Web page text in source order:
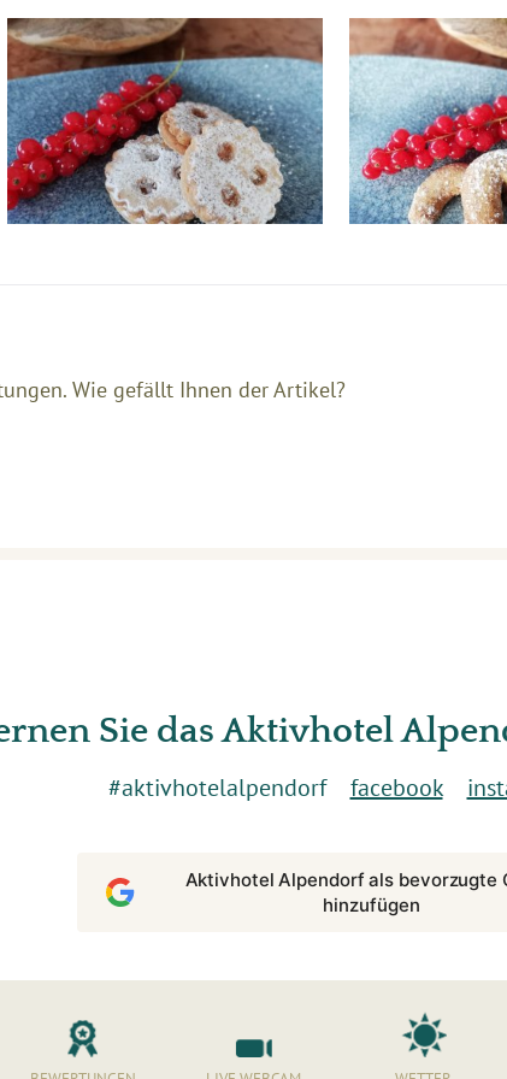
Wie gefällt Ihnen der Artikel?
Sie das Aktivhotel
#aktivhotelalpendorf facebook
Aktivhotel Alpendorf als bevorzugte
hinzufügen